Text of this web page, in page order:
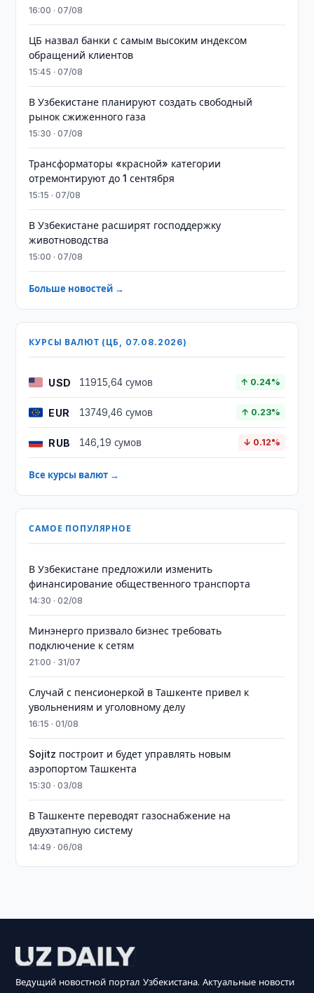
16:00 · 07/08
ЦБ назвал банки с самым высоким индексом
обращений клиентов
15:45 · 07/08
В Узбекистане планируют создать свободный
рынок сжиженного газа
15:30 · 07/08
Трансформаторы «красной» категории
отремонтируют до 1 сентября
15:15 · 07/08
В Узбекистане расширят господдержку
животноводства
15:00 · 07/08
Больше новостей →
КУРСЫ ВАЛЮТ (ЦБ, 07.08.2026)
USD 11915,64 сумов ↑ 0.24%
EUR 13749,46 сумов ↑ 0.23%
RUB 146,19 сумов ↓ 0.12%
Все курсы валют →
САМОЕ ПОПУЛЯРНОЕ
В Узбекистане предложили изменить
финансирование общественного транспорта
14:30 · 02/08
Минэнерго призвало бизнес требовать
подключение к сетям
21:00 · 31/07
Случай с пенсионеркой в Ташкенте привел к
увольнениям и уголовному делу
16:15 · 01/08
Sojitz построит и будет управлять новым
аэропортом Ташкента
15:30 · 03/08
В Ташкенте переводят газоснабжение на
двухэтапную систему
14:49 · 06/08
Ведущий новостной портал Узбекистана. Актуальные новости